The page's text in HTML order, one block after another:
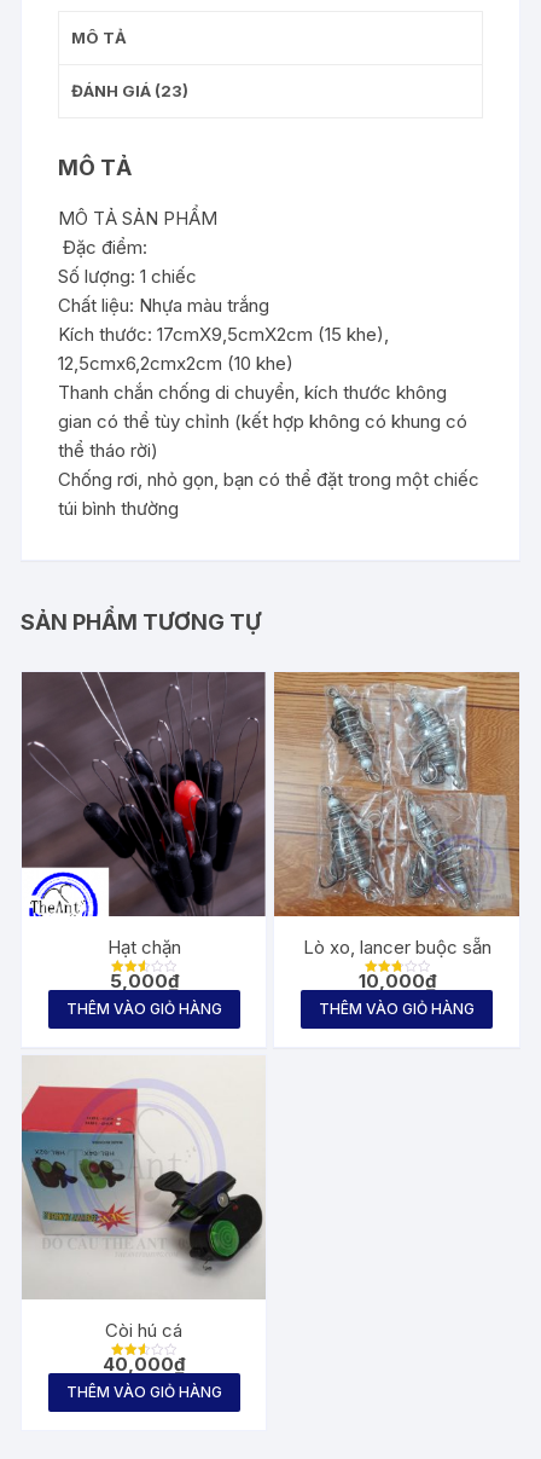
MÔ TẢ
ĐÁNH GIÁ (23)
MÔ TẢ
MÔ TẢ SẢN PHẨM
Đặc điểm:
Số lượng: 1 chiếc
Chất liệu: Nhựa màu trắng
Kích thước: 17cmX9,5cmX2cm (15 khe),
12,5cmx6,2cmx2cm (10 khe)
Thanh chắn chống di chuyển, kích thước không
gian có thể tùy chỉnh (kết hợp không có khung có
thể tháo rời)
Chống rơi, nhỏ gọn, bạn có thể đặt trong một chiếc
túi bình thường
SẢN PHẨM TƯƠNG TỰ
Hạt chặn
Được
hạng
5
5,000₫
THÊM VÀO GIỎ HÀNG
Lò xo, lancer buộc sẵn
Được
hạng
5 sao
10,000₫
THÊM VÀO GIỎ HÀNG
Còi hú cá
Được
hạng
5
40,000₫
THÊM VÀO GIỎ HÀNG